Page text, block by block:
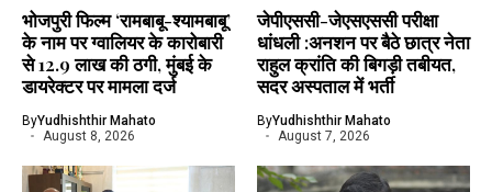
भोजपुरी फिल्म ‘रामबाबू-श्यामबाबू’
के नाम पर ग्वालियर के कारोबारी
से 12.9 लाख की ठगी, मुंबई के
डायरेक्टर पर मामला दर्ज
ByYudhishthir Mahato
August 8, 2026
जेपीएससी-जेएसएससी परीक्षा
धांधली :अनशन पर बैठे छात्र नेता
राहुल क्रांति की बिगड़ी तबीयत,
सदर अस्पताल में भर्ती
ByYudhishthir Mahato
August 7, 2026